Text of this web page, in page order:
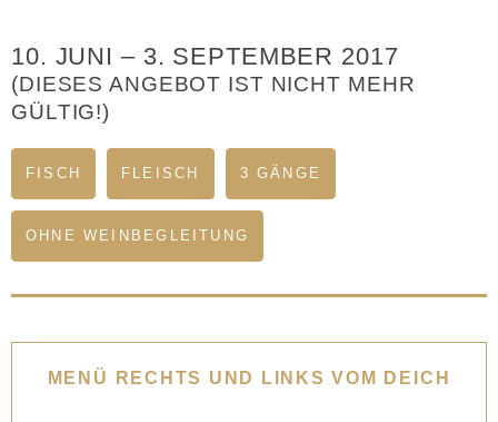
10. JUNI – 3. SEPTEMBER 2017
(DIESES ANGEBOT IST NICHT MEHR
GÜLTIG!)
FISCH FLEISCH 3 GÄNGE
OHNE WEINBEGLEITUNG
MENÜ RECHTS UND LINKS VOM DEICH